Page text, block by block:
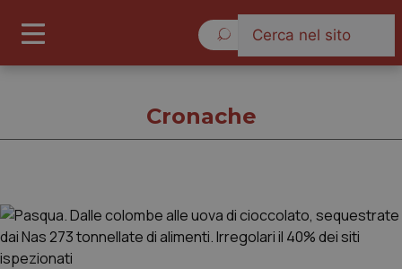
Cronache
Cronache